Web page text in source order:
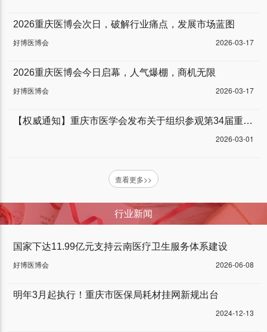
2026重庆医博会次日，破解行业痛点，发展市场蓝图
好博医博会
2026-03-17
2026重庆医博会今日启幕，人气爆棚，商机无限
好博医博会
2026-03-17
【权威通知】重庆市医学会发布关于组织参观第34届重庆医博会的通知
2026-03-01
查看更多>>
行业新闻
国家下达11.99亿元支持云南医疗卫生服务体系建设
好博医博会
2026-06-08
明年3月起执行！重庆市医保局耗材挂网新规出台
2024-12-13